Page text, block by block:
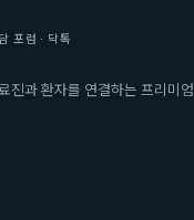
포럼 · 닥톡
진과 환자를 연결하는 프리미엄